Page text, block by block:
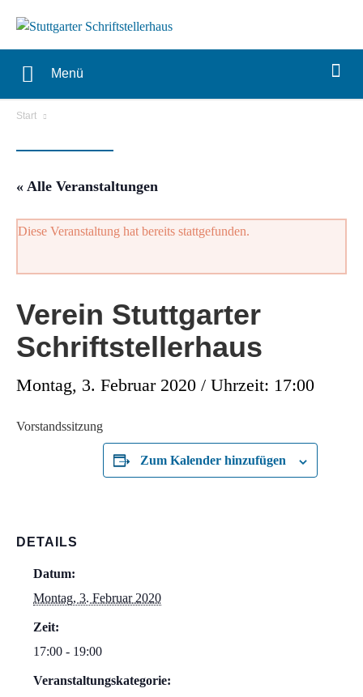
Menü
Start
« Alle Veranstaltungen
Diese Veranstaltung hat bereits stattgefunden.
Verein Stuttgarter
Schriftstellerhaus
Montag, 3. Februar 2020 / Uhrzeit: 17:00
Vorstandssitzung
Zum Kalender hinzufügen
DETAILS
Datum:
Montag, 3. Februar 2020
Zeit:
17:00 - 19:00
Veranstaltungskategorie: